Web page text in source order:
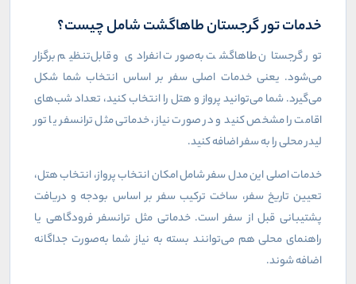
خدمات تور گرجستان طاهاگشت شامل چیست؟
تور گرجستان طاهاگشت به‌صورت انفرادی و قابل‌تنظیم برگزار
می‌شود. یعنی خدمات اصلی سفر بر اساس انتخاب شما شکل
می‌گیرد. شما می‌توانید پرواز و هتل را انتخاب کنید، تعداد شب‌های
اقامت را مشخص کنید و در صورت نیاز، خدماتی مثل ترانسفر یا تور
لیدر محلی را به سفر اضافه کنید.
خدمات اصلی این مدل سفر شامل امکان انتخاب پرواز، انتخاب هتل،
تعیین تاریخ سفر، ساخت ترکیب سفر بر اساس بودجه و دریافت
پشتیبانی قبل از سفر است. خدماتی مثل ترانسفر فرودگاهی یا
راهنمای محلی هم می‌توانند بسته به نیاز شما به‌صورت جداگانه
اضافه شوند.